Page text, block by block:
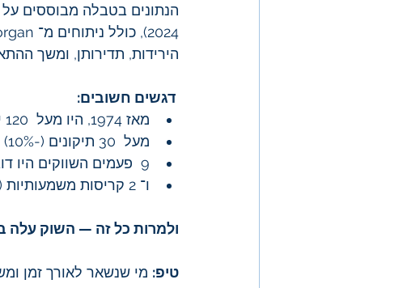
הירידות, תדירותן, ומשך
דגשים חשובים:
מאז 1974, היו מעל  120 ירידות של כ- 5% במדד ה- S&P500 וזה קורה כ- 3 פעמים בשנה.
מעל  30 תיקונים (-10%) .
9  פעמים השווקים היו דוביים (-20%) .
ו־ 2 קריסות משמעותיות (-50%) .
ולמרות כל זה — השוק עלה ביותר מפי 40
טיפ: מי שנשאר לאורך זמן